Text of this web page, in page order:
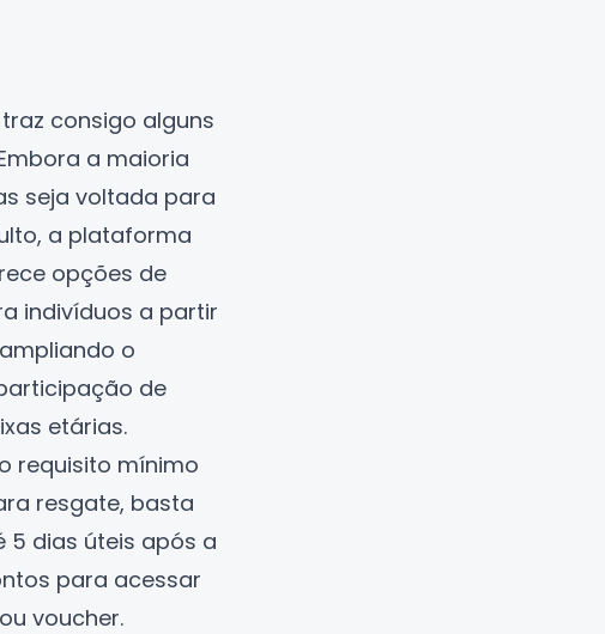
traz consigo alguns
a maioria
seja voltada para
a plataforma
opções de
indivíduos a partir
o
de
etárias.
requisito mínimo
resgate, basta
5 dias úteis após a
para acessar
voucher.